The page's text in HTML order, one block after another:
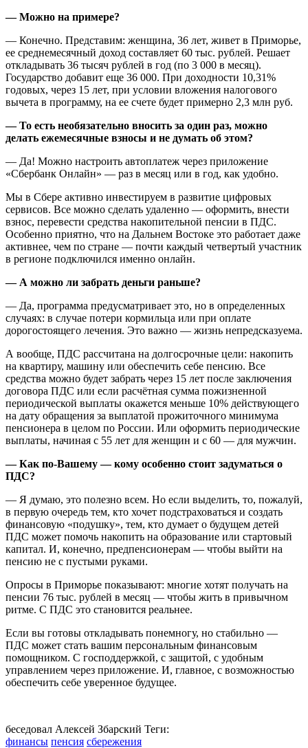
— Можно на примере?
— Конечно. Представим: женщина, 36 лет, живет в Приморье,
ее среднемесячный доход составляет 60 тыс. рублей. Решает
откладывать 36 тысяч рублей в год (по 3 000 в месяц).
Государство добавит еще 36 000. При доходности 10,31%
годовых, через 15 лет, при условии вложения налогового
вычета в программу, на ее счете будет примерно 2,3 млн руб.
— То есть необязательно вносить за один раз, можно
делать ежемесячные взносы и не думать об этом?
— Да! Можно настроить автоплатеж через приложение
«Сбербанк Онлайн» — раз в месяц или в год, как удобно.
Мы в Сбере активно инвестируем в развитие цифровых
сервисов. Все можно сделать удаленно — оформить, внести
взнос, перевести средства накопительной пенсии в ПДС.
Особенно приятно, что на Дальнем Востоке это работает даже
активнее, чем по стране — почти каждый четвертый участник
в регионе подключился именно онлайн.
— А можно ли забрать деньги раньше?
— Да, программа предусматривает это, но в определенных
случаях: в случае потери кормильца или при оплате
дорогостоящего лечения. Это важно — жизнь непредсказуема.
А вообще, ПДС рассчитана на долгосрочные цели: накопить
на квартиру, машину или обеспечить себе пенсию. Все
средства можно будет забрать через 15 лет после заключения
договора ПДС или если расчётная сумма пожизненной
периодической выплаты окажется меньше 10% действующего
на дату обращения за выплатой прожиточного минимума
пенсионера в целом по России. Или оформить периодические
выплаты, начиная с 55 лет для женщин и с 60 — для мужчин.
— Как по-Вашему — кому особенно стоит задуматься о
ПДС?
— Я думаю, это полезно всем. Но если выделить, то, пожалуй,
в первую очередь тем, кто хочет подстраховаться и создать
финансовую «подушку», тем, кто думает о будущем детей
ПДС может помочь накопить на образование или стартовый
капитал. И, конечно, предпенсионерам — чтобы выйти на
пенсию не с пустыми руками.
Опросы в Приморье показывают: многие хотят получать на
пенсии 76 тыс. рублей в месяц — чтобы жить в привычном
ритме. С ПДС это становится реальнее.
Если вы готовы откладывать понемногу, но стабильно —
ПДС может стать вашим персональным финансовым
помощником. С господдержкой, с защитой, с удобным
управлением через приложение. И, главное, с возможностью
обеспечить себе уверенное будущее.
беседовал Алексей Збарский Теги:
финансы пенсия сбережения